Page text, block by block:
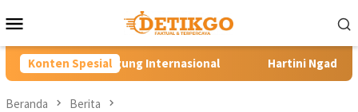
ke
Mobile
Konten Spesial
Internasional Hartini Ngadiorejo Pacu Transformasi
Beranda Berita